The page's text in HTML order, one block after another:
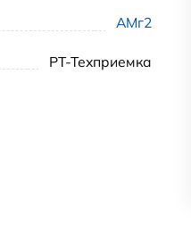
АМг2
РТ-Техприемка